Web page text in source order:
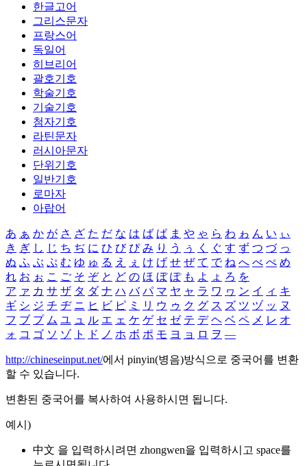
한글고어
그리스문자
프랑스어
독일어
히브리어
괄호기호
학술기호
기술기호
첨자기호
라틴문자
러시아문자
단위기호
일반기호
로마자
아랍어
あ ぁ か が さ ざ た だ な は ば ぱ ま や ゃ ら わ ゎ ん い ぃ
き ぎ し じ ち ぢ に ひ び ぴ み り う ぅ く ぐ す ず つ づ っ
ぬ ふ ぶ ぷ む ゆ ゅ る え ぇ け げ せ ぜ て で ね へ べ ぺ め
れ お ぉ こ ご そ ぞ と ど の ほ ぼ ぽ も よ ょ ろ を
ア ァ カ サ ザ タ ダ ナ ハ バ パ マ ヤ ャ ラ ワ ヮ ン イ ィ キ
ギ シ ジ チ ヂ ニ ヒ ビ ピ ミ リ ウ ゥ ク グ ス ズ ツ ヅ ッ ヌ
フ ブ プ ム ユ ュ ル エ ェ ケ ゲ セ ゼ テ デ ヘ ベ ペ メ レ オ
ォ コ ゴ ソ ゾ ト ド ノ ホ ボ ポ モ ヨ ョ ロ ヲ ―
http://chineseinput.net/에서 pinyin(병음)방식으로 중국어를 변환
할 수 있습니다.
변환된 중국어를 복사하여 사용하시면 됩니다.
예시)
中文 을 입력하시려면 zhongwen을 입력하시고 space를